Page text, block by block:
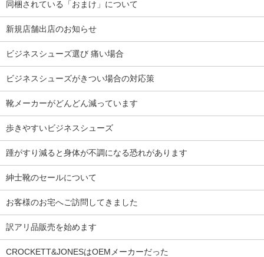
同梱されている「おまけ」について
新規店舗出店のお知らせ
ビジネスシューズ選び 痛い場合
ビジネスシューズがきつい場合の対応策
靴メーカーがどんどん減っています
歩きやすいビジネスシューズ
踵がすり減ると身体が不調になる恐れがあります
紳士靴のセールについて
お客様のお宅へご訪問してきました
訳アリ品販売を始めます
CROCKETT&JONESはOEMメーカーだった